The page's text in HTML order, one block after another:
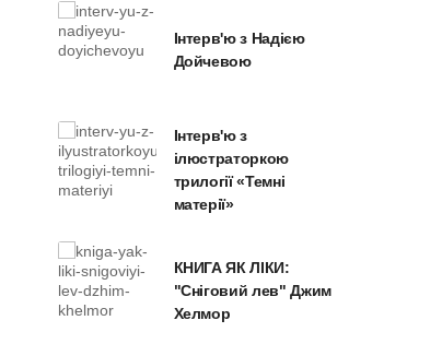
Інтерв'ю з Надією
Дойчевою
Інтерв'ю з
ілюстраторкою
трилогії «Темні
матерії»
КНИГА ЯК ЛІКИ:
"Сніговий лев" Джим
Хелмор